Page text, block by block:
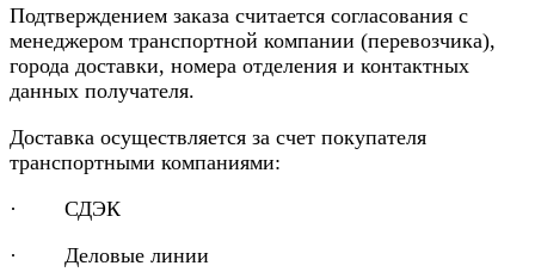
Подтверждением заказа считается согласования с
менеджером транспортной компании (перевозчика),
города доставки, номера отделения и контактных
данных получателя.
Доставка осуществляется за счет покупателя
транспортными компаниями:
· СДЭК
· Деловые линии